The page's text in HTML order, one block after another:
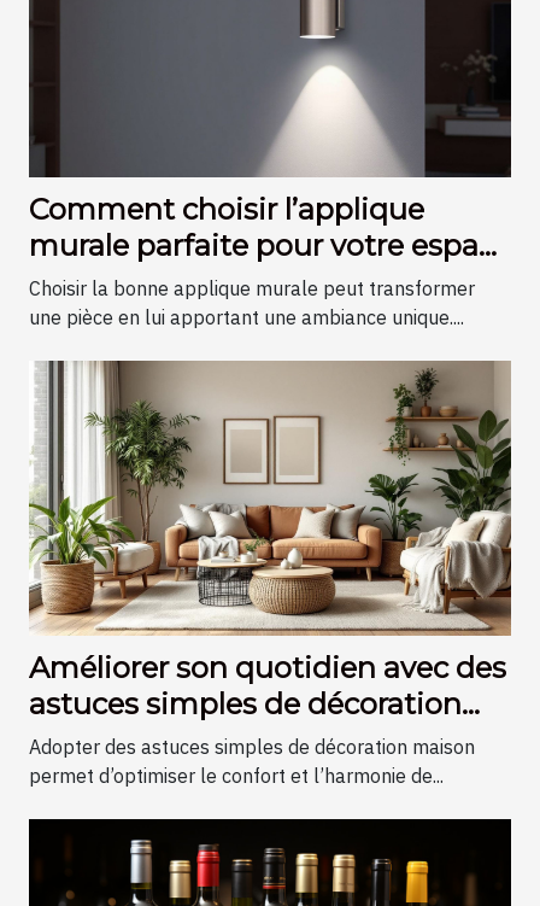
Comment choisir l’applique
murale parfaite pour votre espace
?
Choisir la bonne applique murale peut transformer
une pièce en lui apportant une ambiance unique....
Améliorer son quotidien avec des
astuces simples de décoration
maison
Adopter des astuces simples de décoration maison
permet d’optimiser le confort et l’harmonie de...